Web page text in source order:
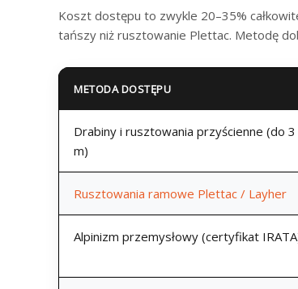
Koszt dostępu to zwykle 20–35%
tańszy niż rusztowanie Plettac. Metodę
METODA DOSTĘPU
Drabiny i rusztowania przyścienne (do 3
m)
Rusztowania ramowe Plettac / Layher
Alpinizm przemysłowy (certyfikat